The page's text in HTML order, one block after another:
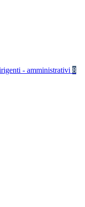
- amministrativi 8